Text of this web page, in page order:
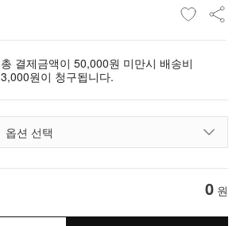
총 결제금액이 50,000원 미만시 배송비
3,000원이 청구됩니다.
0 원